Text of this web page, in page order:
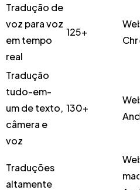
Tradução de
voz para voz
em tempo
real
125+
Tradução
tudo-em-
um de texto,
câmera e
voz
130+
Traduções
altamente